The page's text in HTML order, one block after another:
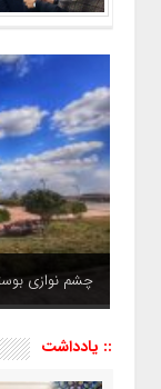
چشم نوازی
:: یادداشت